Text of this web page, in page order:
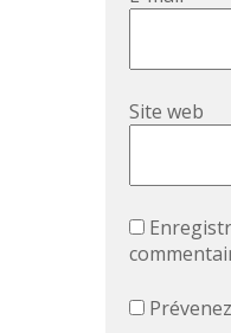
Site web